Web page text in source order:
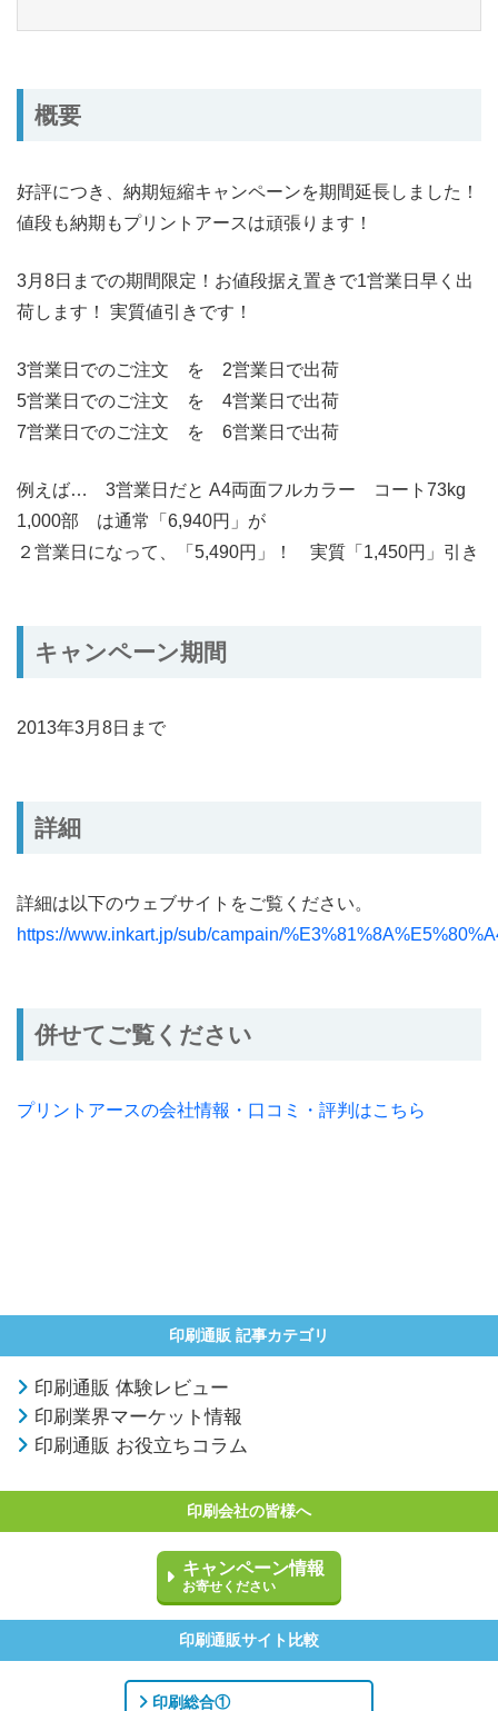
概要
好評につき、納期短縮キャンペーンを期間延長しました！
値段も納期もプリントアースは頑張ります！
3月8日までの期間限定！お値段据え置きで1営業日早く出
荷します！ 実質値引きです！
3営業日でのご注文 を 2営業日で出荷
5営業日でのご注文 を 4営業日で出荷
7営業日でのご注文 を 6営業日で出荷
例えば… 3営業日だと A4両面フルカラー コート73kg
1,000部 は通常「6,940円」が
２営業日になって、「5,490円」！ 実質「1,450円」引き
キャンペーン期間
2013年3月8日まで
詳細
詳細は以下のウェブサイトをご覧ください。
https://www.inkart.jp/sub/campain/
併せてご覧ください
プリントアースの会社情報・口コミ・評判はこちら
印刷通販 記事カテゴリ
印刷通販 体験レビュー
印刷業界マーケット情報
印刷通販 お役立ちコラム
印刷会社の皆様へ
キャンペーン情報
お寄せください
印刷通販サイト比較
印刷総合①